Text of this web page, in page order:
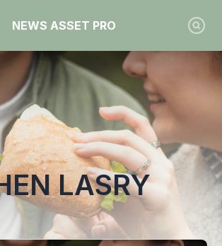
NEWS ASSET PRO
le tag "Stephen Lasry"
LASRY